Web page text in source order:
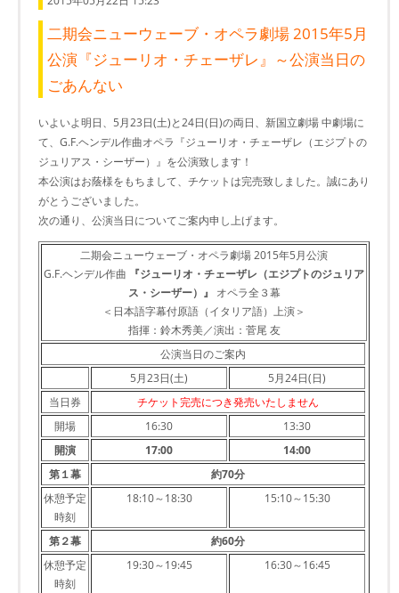
二期会ニューウェーブ・オペラ劇場 2015年5月
公演『ジューリオ・チェーザレ』～公演当日の
ごあんない
いよいよ明日、5月23日(土)と24日(日)の両日、新国立劇場 中劇場に
て、G.F.ヘンデル作曲オペラ『ジューリオ・チェーザレ（エジプトの
ジュリアス・シーザー）』を公演致します！
本公演はお蔭様をもちまして、チケットは完売致しました。誠にあり
がとうございました。
次の通り、公演当日についてご案内申し上げます。
二期会ニューウェーブ・オペラ劇場 2015年5月公演
G.F.ヘンデル作曲
『ジューリオ・チェーザレ（エジプトのジュリア
ス・シーザー）』 オペラ全３幕
＜日本語字幕付原語（イタリア語）上演＞
指揮：鈴木秀美／演出：菅尾 友
公演当日のご案内
5月23日(土)
5月24日(日)
当日券
チケット完売につき発売いたしません
開場
16:30
13:30
開演
17:00
14:00
第１幕
約70分
休憩予定
時刻
18:10～18:30 15:10～15:30
第２幕
約60分
休憩予定
時刻
19:30～19:45 16:30～16:45